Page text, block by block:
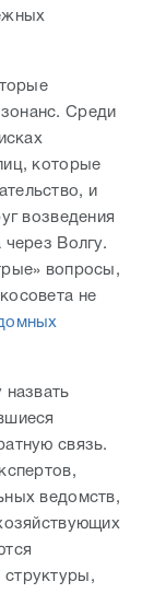
Среди
которые
и
возведения
Волгу.
вопросы,
не
связь.
ведомств,